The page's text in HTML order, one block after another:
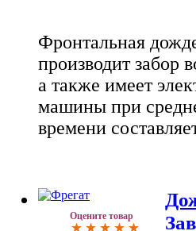
Фронтальная
производит забор
а также имеет
машины при
времени
Оцените товар